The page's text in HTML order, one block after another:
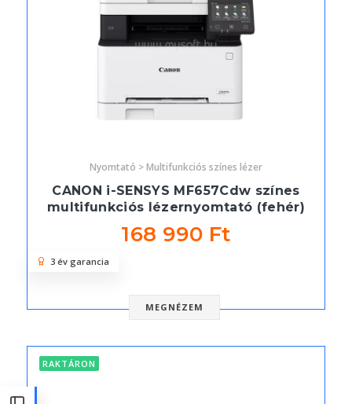
Nyomtató > Multifunkciós színes lézer
CANON i-SENSYS MF657Cdw színes
multifunkciós lézernyomtató (fehér)
168 990 Ft
MEGNÉZEM
3 év garancia
RAKTÁRON